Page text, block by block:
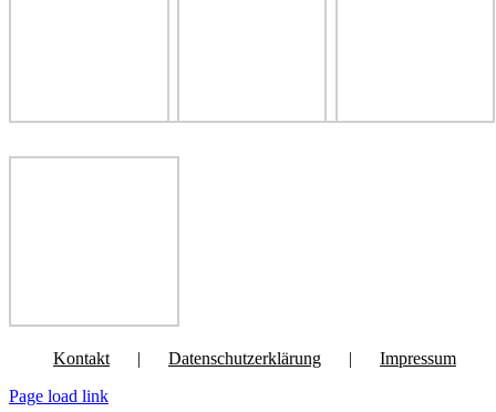
Kontakt Datenschutzerklärung
Impressum
Page load link